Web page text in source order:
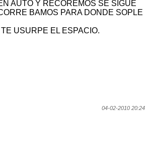
AUTO Y RECOREMOS SE SIGUE
BAMOS PARA DONDE SOPLE
USURPE EL ESPACIO.
04-02-2010 20:24